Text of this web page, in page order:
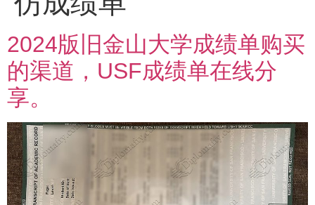
2024版旧金山大学成绩单购买
的渠道，USF成绩单在线分
享。